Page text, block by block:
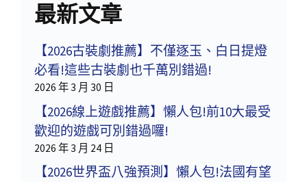
最新文章
【2026古裝劇推薦】不僅逐玉、白日提燈
必看!這些古裝劇也千萬別錯過!
2026 年 3 月 30 日
【2026線上遊戲推薦】懶人包!前10大最受
歡迎的遊戲可別錯過囉!
2026 年 3 月 24 日
【2026世界盃八強預測】懶人包!法國有望